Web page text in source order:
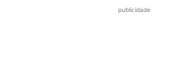
publicidade